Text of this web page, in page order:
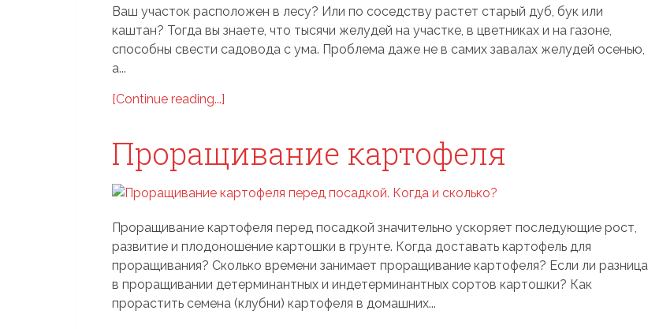
Ваш участок расположен в лесу? Или по соседству растет старый дуб, бук или
каштан? Тогда вы знаете, что тысячи желудей на участке, в цветниках и на газоне,
способны свести садовода с ума. Проблема даже не в самих завалах желудей осенью,
а...
[Continue reading...]
Проращивание картофеля
Проращивание картофеля перед посадкой значительно ускоряет последующие рост,
развитие и плодоношение картошки в грунте. Когда доставать картофель для
проращивания? Сколько времени занимает проращивание картофеля? Если ли разница
в проращивании детерминантных и индетерминантных сортов картошки? Как
прорастить семена (клубни) картофеля в домашних...